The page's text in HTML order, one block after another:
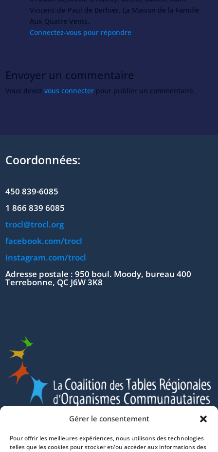
Gérer le consentement
Pour offrir les meilleures expériences, nous utilisons des technologies
telles que les cookies pour stocker et/ou accéder aux informations des
Vincent-de-Paul de Berhier, La Maison de la Famille
Aux Quatre Vents.
Connectez-vous pour répondre
Envoyer un commentaire
Vous devezvous connecter pour publier un commentaire.
Coordonnées:
450 839-6085
1 866 839 6085
trocl@trocl.org
facebook.com/trocl
instagram.com/trocl
Adresse postale : 950 boul. Moody, bureau 400
Terrebonne, QC J6W 3K8